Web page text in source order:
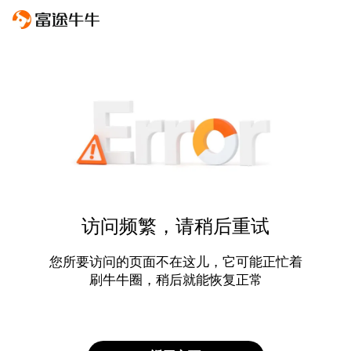
访问频繁，请稍后重试
您所要访问的页面不在这儿，它可能正忙着
刷牛牛圈，稍后就能恢复正常